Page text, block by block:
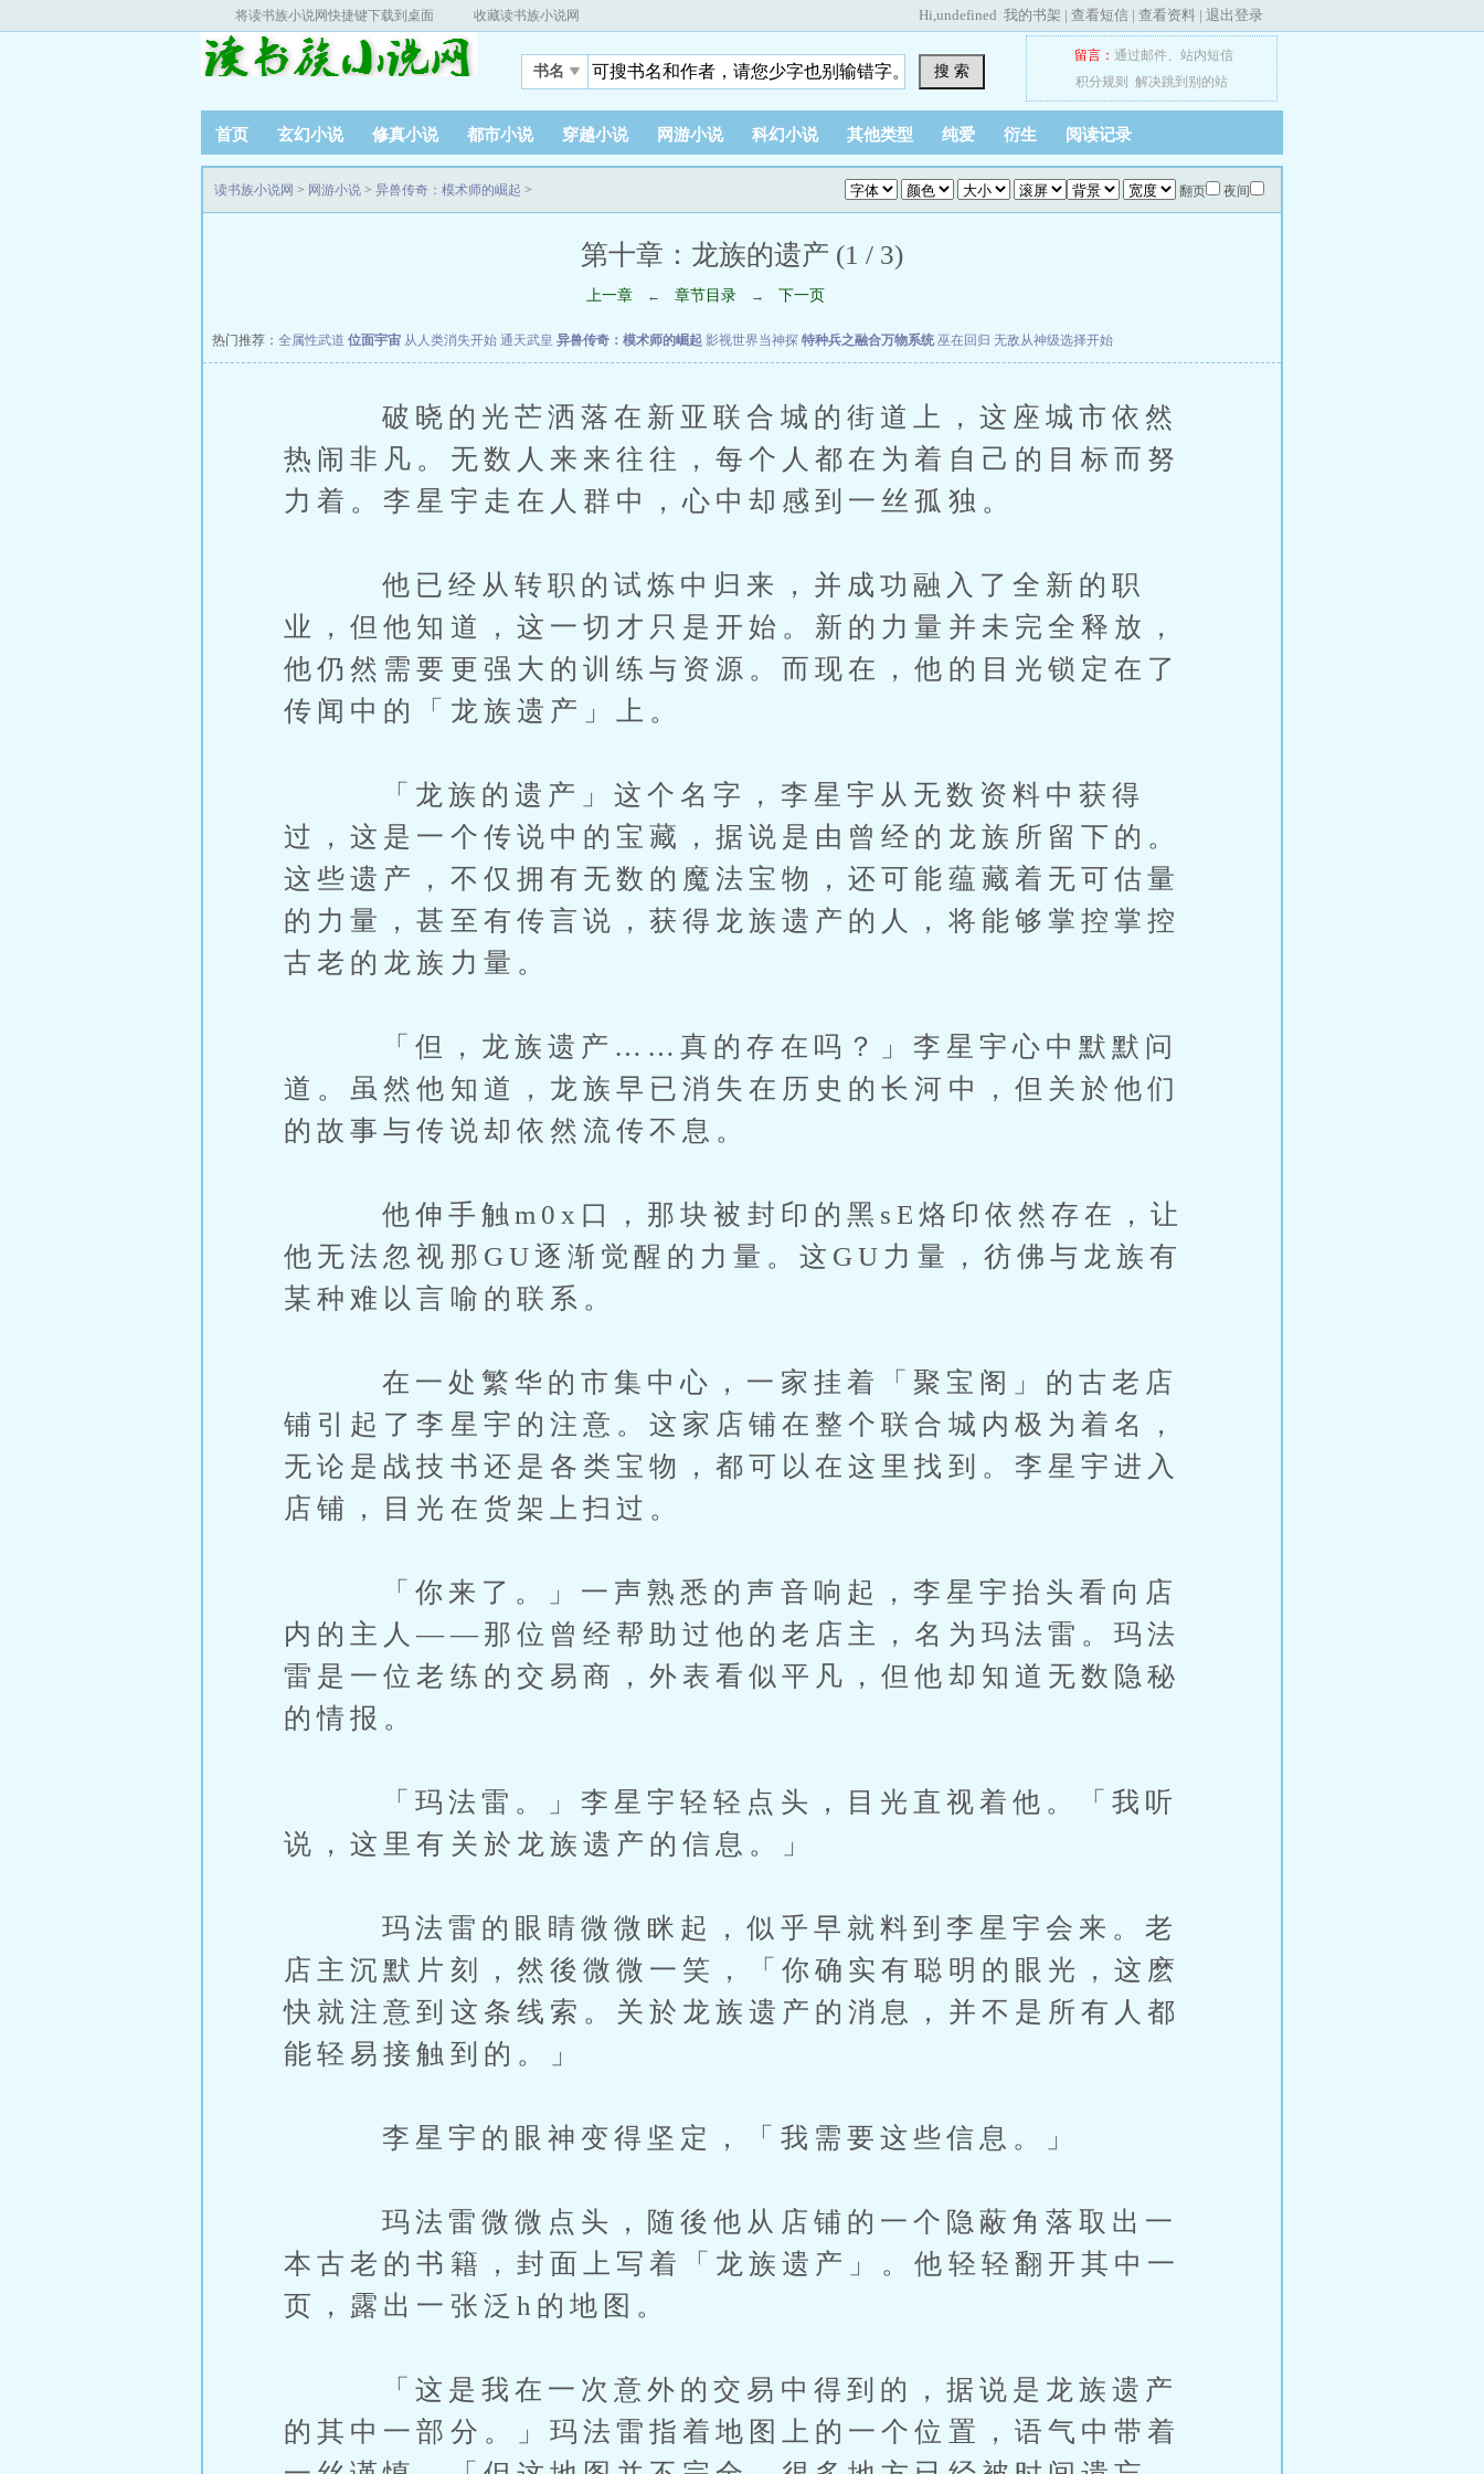
将读书族小说网快捷键下载到桌面 收藏读书族小说网 Hi,undefined 我的书架 | 查看短信 | 查看资料 | 退出登录
书名 搜 索
留言： 通过邮件、 站内短信
积分规则
解决跳到别的站
首页 玄幻小说 修真小说 都市小说 穿越小说 网游小说 科幻小说 其他类型 纯爱 衍生 阅读记录
翻页 夜间
读书族小说网 > 网游小说 > 异兽传奇：模术师的崛起 >
第十章：龙族的遗产 (1 / 3)
上一章 ← 章节目录 → 下一页
热门推荐： 全属性武道 位面宇宙 从人类消失开始 通天武皇 异兽传奇：模术师的崛起 影视世界当神探 特种兵之融合万物系统 巫在回归 无敌从神级选择开始
破晓的光芒洒落在新亚联合城的街道上，这座城市依然
热闹非凡。无数人来来往往，每个人都在为着自己的目标而努
力着。李星宇走在人群中，心中却感到一丝孤独。
他已经从转职的试炼中归来，并成功融入了全新的职
业，但他知道，这一切才只是开始。新的力量并未完全释放，
他仍然需要更强大的训练与资源。而现在，他的目光锁定在了
传闻中的「龙族遗产」上。
「龙族的遗产」这个名字，李星宇从无数资料中获得
过，这是一个传说中的宝藏，据说是由曾经的龙族所留下的。
这些遗产，不仅拥有无数的魔法宝物，还可能蕴藏着无可估量
的力量，甚至有传言说，获得龙族遗产的人，将能够掌控掌控
古老的龙族力量。
「但，龙族遗产……真的存在吗？」李星宇心中默默问
道。虽然他知道，龙族早已消失在历史的长河中，但关於他们
的故事与传说却依然流传不息。
他伸手触m0x口，那块被封印的黑sE烙印依然存在，让
他无法忽视那GU逐渐觉醒的力量。这GU力量，彷佛与龙族有
某种难以言喻的联系。
在一处繁华的市集中心，一家挂着「聚宝阁」的古老店
铺引起了李星宇的注意。这家店铺在整个联合城内极为着名，
无论是战技书还是各类宝物，都可以在这里找到。李星宇进入
店铺，目光在货架上扫过。
「你来了。」一声熟悉的声音响起，李星宇抬头看向店
内的主人——那位曾经帮助过他的老店主，名为玛法雷。玛法
雷是一位老练的交易商，外表看似平凡，但他却知道无数隐秘
的情报。
「玛法雷。」李星宇轻轻点头，目光直视着他。「我听
说，这里有关於龙族遗产的信息。」
玛法雷的眼睛微微眯起，似乎早就料到李星宇会来。老
店主沉默片刻，然後微微一笑，「你确实有聪明的眼光，这麽
快就注意到这条线索。关於龙族遗产的消息，并不是所有人都
能轻易接触到的。」
李星宇的眼神变得坚定，「我需要这些信息。」
玛法雷微微点头，随後他从店铺的一个隐蔽角落取出一
本古老的书籍，封面上写着「龙族遗产」。他轻轻翻开其中一
页，露出一张泛h的地图。
「这是我在一次意外的交易中得到的，据说是龙族遗产
的其中一部分。」玛法雷指着地图上的一个位置，语气中带着